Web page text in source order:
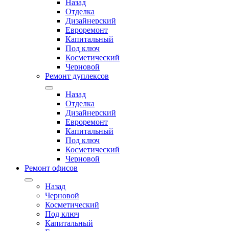
Назад
Отделка
Дизайнерский
Евроремонт
Капитальный
Под ключ
Косметический
Черновой
Ремонт дуплексов
Назад
Отделка
Дизайнерский
Евроремонт
Капитальный
Под ключ
Косметический
Черновой
Ремонт офисов
Назад
Черновой
Косметический
Под ключ
Капитальный